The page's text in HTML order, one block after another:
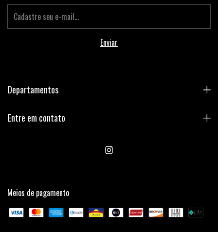
Departamentos
Entre em contato
Meios de pagamento